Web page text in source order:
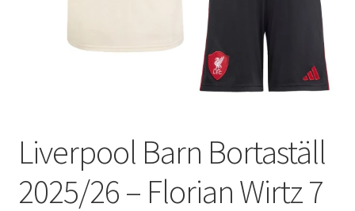
Liverpool Barn Bortaställ
2025/26 – Florian Wirtz 7